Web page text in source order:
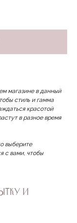
магазине в данный
стиль и гамма
красотой
в разное время
выберите
с вами, чтобы
И